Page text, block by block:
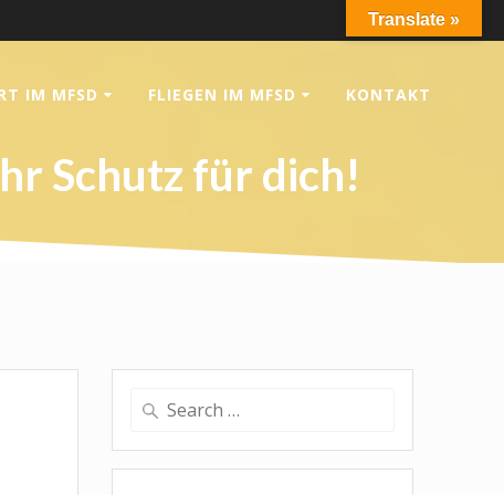
IM MFSD FLIEGEN IM MFSD KONTAKT
Schutz für dich!
Search
Translate »